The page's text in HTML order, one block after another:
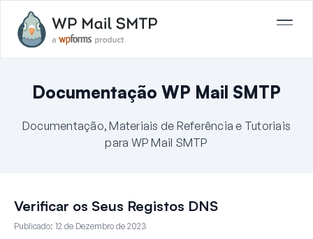
Documentação WP Mail SMTP
Documentação, Materiais de Referência e Tutoriais
para WP Mail SMTP
Verificar os Seus Registos DNS
Publicado: 12 de Dezembro de 2023